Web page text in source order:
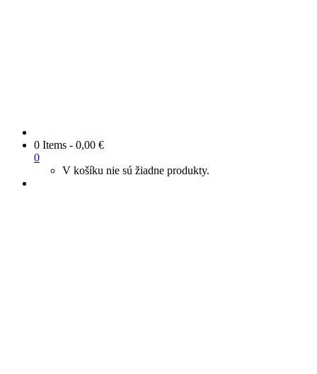
0 Items - 0,00 €
0
V košíku nie sú žiadne produkty.